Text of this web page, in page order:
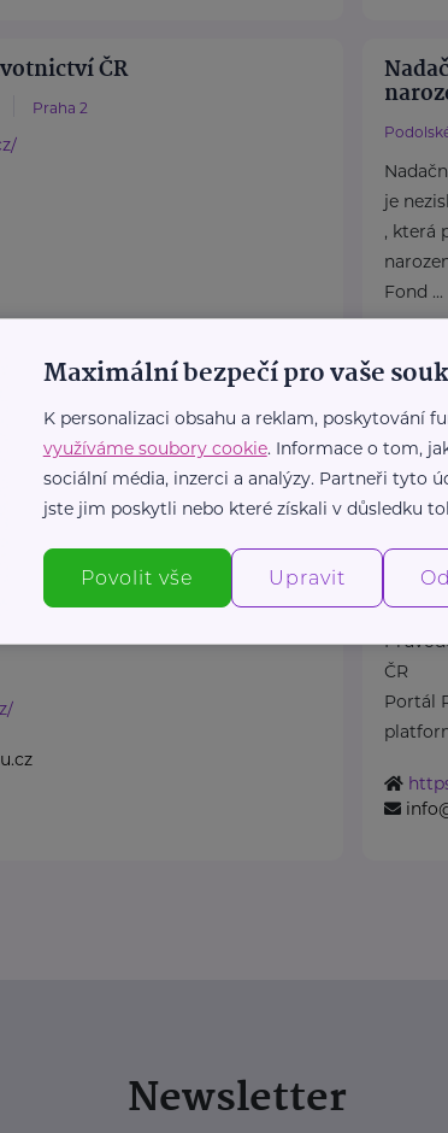
ČR
Praha 2
je
, která
Fond ...
společnost
Ostrava
Dlaň životu
ČR
Portál
Newsletter
Maximální bezpečí pro vaše
K personalizaci obsahu a reklam, poskytování
využíváme soubory cookie. Informace o tom,
sociální média, inzerci a analýzy. Partneři tyto
jste jim poskytli nebo které získali v důsledku
Povolit vše Upravit